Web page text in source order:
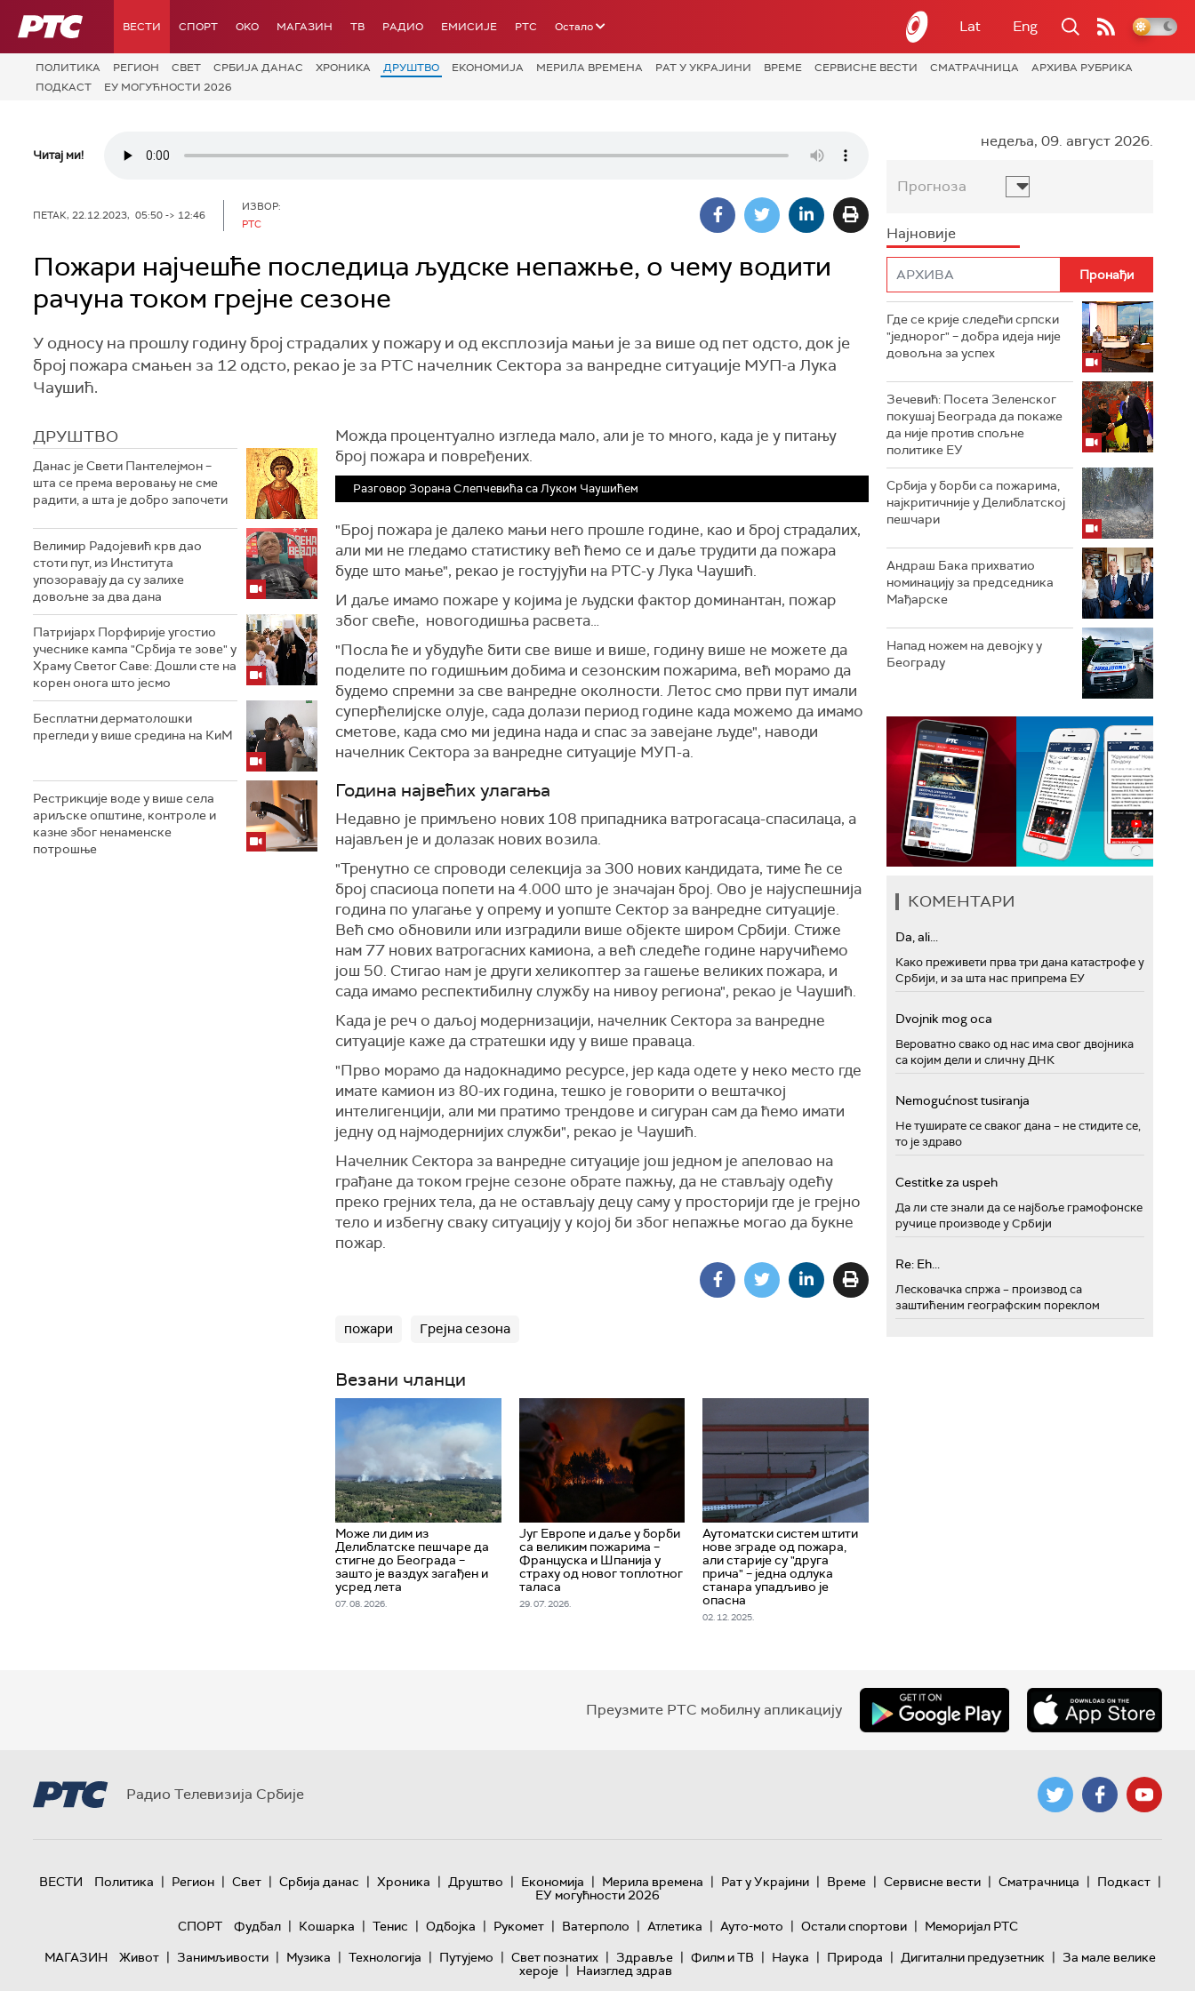
РТС ВЕСТИ СПОРТ OKO МАГАЗИН ТВ РАДИО ЕМИСИЈЕ РТС Остало Lat Eng
ПОЛИТИКА РЕГИОН СВЕТ СРБИЈА ДАНАС ХРОНИКА ДРУШТВО ЕКОНОМИЈА МЕРИЛА ВРЕМЕНА РАТ У УКРАЈИНИ ВРЕМЕ СЕРВИСНЕ ВЕСТИ СМАТРАЧНИЦА
АРХИВА РУБРИКА
ПОДКАСТ
ЕУ МОГУЋНОСТИ 2026
Читај ми!
ПЕТАК, 22.12.2023, 05:50 -> 12:46
ИЗВОР:
РТС
Пожари најчешће последица људске непажње, о чему водити
рачуна током грејне сезоне
У односу на прошлу годину број страдалих у пожару и од експлозија мањи је за више од пет одсто, док је
број пожара смањен за 12 одсто, рекао је за РТС начелник Сектора за ванредне ситуације МУП-а Лука
Чаушић.
ДРУШТВО
Данас је Свети Пантелејмон –
шта се према веровању не сме
радити, а шта је добро започети
Велимир Радојевић крв дао
стоти пут, из Института
упозоравају да су залихе
довољне за два дана
Патријарх Порфирије угостио
учеснике кампа "Србија те зове" у
Храму Светог Саве: Дошли сте на
корен онога што јесмо
Бесплатни дерматолошки
прегледи у више средина на КиМ
Рестрикције воде у више села
ариљске општине, контроле и
казне због ненаменске
потрошње
Можда процентуално изгледа мало, али је то много, када је у питању
број пожара и повређених.
Разговор Зорана Слепчевића са Луком Чаушићем
"Број пожара је далеко мањи него прошле године, као и број страдалих,
али ми не гледамо статистику већ ћемо се и даље трудити да пожара
буде што мање", рекао је гостујући на РТС-у Лука Чаушић.
И даље имамо пожаре у којима је људски фактор доминантан, пожар
због свеће, новогодишња расвета…
"Посла ће и убудуће бити све више и више, годину више не можете да
поделите по годишњим добима и сезонским пожарима, већ морамо да
будемо спремни за све ванредне околности. Летос смо први пут имали
суперћелијске олује, сада долази период године када можемо да имамо
сметове, када смо ми једина нада и спас за завејане људе", наводи
начелник Сектора за ванредне ситуације МУП-а.
Година највећих улагања
Недавно је примљено нових 108 припадника ватрогасаца-спасилаца, а
најављен је и долазак нових возила.
"Тренутно се спроводи селекција за 300 нових кандидата, тиме ће се
број спасиоца попети на 4.000 што је значајан број. Ово је најуспешнија
година по улагање у опрему и уопште Сектор за ванредне ситуације.
Већ смо обновили или изградили више објекте широм Србији. Стиже
нам 77 нових ватрогасних камиона, а већ следеће године наручићемо
још 50. Стигао нам је други хеликоптер за гашење великих пожара, и
сада имамо респектибилну службу на нивоу региона", рекао је Чаушић.
Када је реч о даљој модернизацији, начелник Сектора за ванредне
ситуације каже да стратешки иду у више праваца.
"Прво морамо да надокнадимо ресурсе, јер када одете у неко место где
имате камион из 80-их година, тешко је говорити о вештачкој
интелигенцији, али ми пратимо трендове и сигуран сам да ћемо имати
једну од најмодернијих служби", рекао је Чаушић.
Начелник Сектора за ванредне ситуације још једном је апеловао на
грађане да током грејне сезоне обрате пажњу, да не стављају одећу
преко грејних тела, да не остављају децу саму у просторији где је грејно
тело и избегну сваку ситуацију у којој би због непажње могао да букне
пожар.
пожари Грејна сезона
Везани чланци
Може ли дим из
Делиблатске пешчаре да
стигне до Београда –
зашто је ваздух загађен и
усред лета
07. 08. 2026.
Југ Европе и даље у борби
са великим пожарима –
Француска и Шпанија у
страху од новог топлотног
таласа
29. 07. 2026.
Аутоматски систем штити
нове зграде од пожара,
али старије су "друга
прича" – једна одлука
станара упадљиво је
опасна
02. 12. 2025.
недеља, 09. август 2026.
Прогноза
Најновије
Где се крије следећи српски
"једнорог" – добра идеја није
довољна за успех
Зечевић: Посета Зеленског
покушај Београда да покаже
да није против спољне
политике ЕУ
Србија у борби са пожарима,
најкритичније у Делиблатској
пешчари
Андраш Бака прихватио
номинацију за председника
Мађарске
Напад ножем на девојку у
Београду
КОМЕНТАРИ
Da, ali...
Како преживети прва три дана катастрофе у
Србији, и за шта нас припрема ЕУ
Dvojnik mog oca
Вероватно свако од нас има свог двојника
са којим дели и сличну ДНК
Nemogućnost tusiranja
Не туширате се сваког дана – не стидите се,
то је здраво
Cestitke za uspeh
Да ли сте знали да се најбоље грамофонске
ручице производе у Србији
Re: Eh...
Лесковачка спржа – производ са
заштићеним географским пореклом
Преузмите РТС мобилну апликацију
Радио Телевизија Србије
ВЕСТИ Политика | Регион | Свет | Србија данас | Хроника | Друштво | Економија | Мерила времена | Рат у Украјини | Време | Сервисне вести | Сматрачница | Подкаст |
ЕУ могућности 2026
СПОРТ
Фудбал | Кошарка | Тенис | Одбојка | Рукомет | Ватерполо | Атлетика | Ауто-мото | Остали спортови | Меморијал РТС
МАГАЗИН
Живот | Занимљивости | Музика | Технологијa | Путујемо | Свет познатих | Здравље | Филм и ТВ | Наука | Природа | Дигитални предузетник | За мале велике
хероје | Наизглед здрав